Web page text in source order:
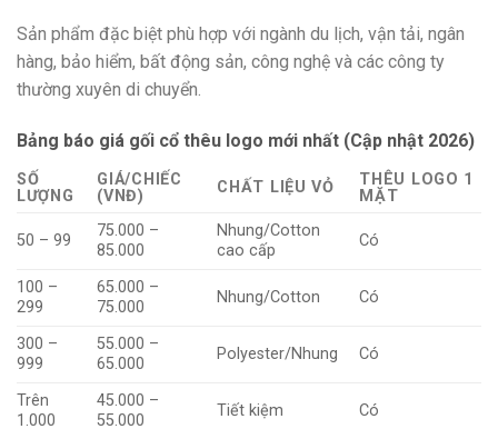
Sản phẩm đặc biệt phù hợp với ngành du lịch, vận tải, ngân
hàng, bảo hiểm, bất động sản, công nghệ và các công ty
thường xuyên di chuyển.
Bảng báo giá gối cổ thêu logo mới nhất (Cập nhật 2026)
SỐ
LƯỢNG
GIÁ/CHIẾC
(VNĐ)
CHẤT LIỆU VỎ
THÊU LOGO 1
MẶT
50 – 99
75.000 –
85.000
Nhung/Cotton
cao cấp
Có
100 –
299
65.000 –
75.000
Nhung/Cotton Có
300 –
999
55.000 –
65.000
Polyester/Nhung Có
Trên
1.000
45.000 –
55.000
Tiết kiệm Có